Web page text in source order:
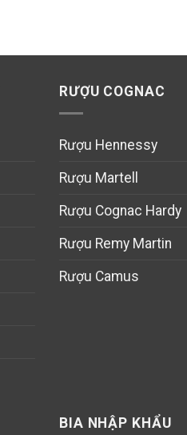
RƯỢU COGNAC
Rượu Hennessy
Rượu Martell
Rượu Cognac Hardy
Rượu Remy Martin
Rượu Camus
BIA NHẬP KHẨU